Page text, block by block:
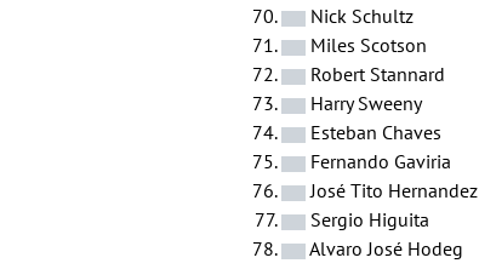
Nick Schultz
Miles Scotson
Robert Stannard
Harry Sweeny
Esteban Chaves
Fernando Gaviria
José Tito Hernandez
Sergio Higuita
Alvaro José Hodeg